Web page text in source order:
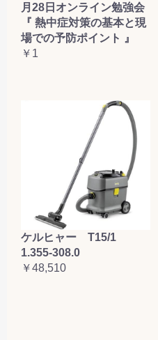
月28日オンライン勉強会
『 熱中症対策の基本と現
場での予防ポイント 』
￥1
ケルヒャー T15/1
1.355-308.0
￥48,510